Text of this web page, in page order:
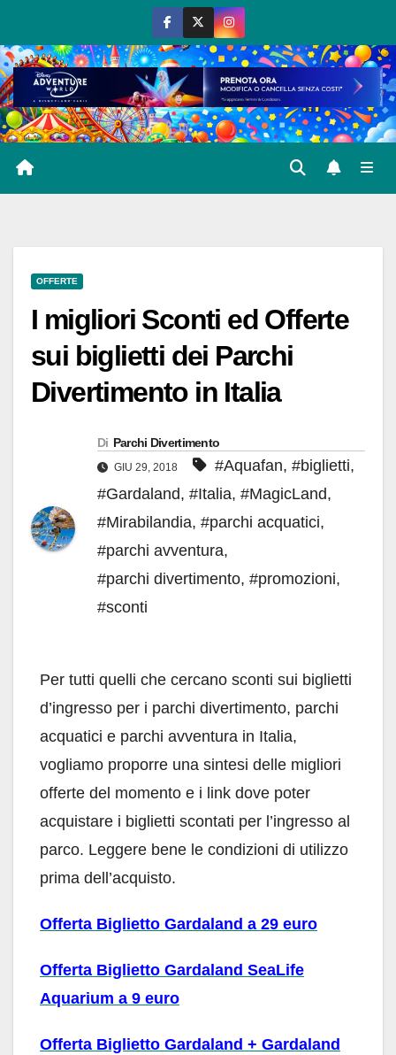
al
contenuto
OFFERTE
I migliori Sconti ed Offerte
sui biglietti dei Parchi
Divertimento in Italia
Di Parchi Divertimento
GIU 29, 2018 #Aquafan, #biglietti,
#Gardaland, #Italia, #MagicLand,
#Mirabilandia, #parchi acquatici,
#parchi avventura,
#parchi divertimento, #promozioni,
#sconti
Per tutti quelli che cercano sconti sui biglietti
d’ingresso per i parchi divertimento, parchi
acquatici e parchi avventura in Italia,
vogliamo proporre una sintesi delle migliori
offerte del momento e i link dove poter
acquistare i biglietti scontati per l’ingresso al
parco. Leggere bene le condizioni di utilizzo
prima dell’acquisto.
Offerta Biglietto Gardaland a 29 euro
Offerta Biglietto Gardaland SeaLife
Aquarium a 9 euro
Offerta Biglietto Gardaland + Gardaland